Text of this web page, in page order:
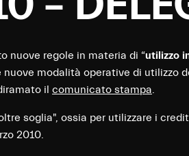
nuove regole in materia di “utilizzo
modalità operative di utilizzo
il comunicato stampa.
soglia", ossia per utilizzare i
2010.